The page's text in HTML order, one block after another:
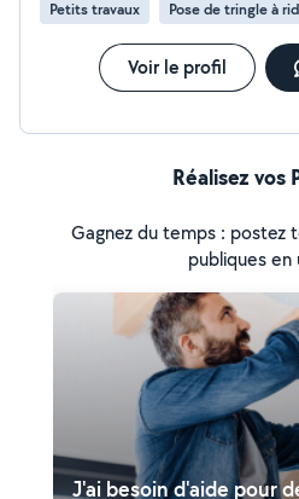
Petits travaux Pose de tringle à
Voir le profil
Réalisez vos
Gagnez du temps : postez
publiques en
J'ai besoin d'aide pour